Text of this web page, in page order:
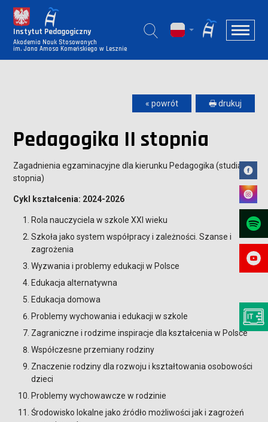
Instytut Pedagogiczny
Akademia Nauk Stosowanych
im. Jana Amosa Komeńskiego w Lesznie
« powrót 🖶 drukuj
Pedagogika II stopnia
Zagadnienia egzaminacyjne dla kierunku Pedagogika (studia II
stopnia)
Cykl kształcenia: 2024-2026
Rola nauczyciela w szkole XXI wieku
Szkoła jako system współpracy i zależności. Szanse i
zagrożenia
Wyzwania i problemy edukacji w Polsce
Edukacja alternatywna
Edukacja domowa
Problemy wychowania i edukacji w szkole
Zagraniczne i rodzime inspiracje dla kształcenia w Polsce
Współczesne przemiany rodziny
Znaczenie rodziny dla rozwoju i kształtowania osobowości
dzieci
Problemy wychowawcze w rodzinie
Środowisko lokalne jako źródło możliwości jak i zagrożeń